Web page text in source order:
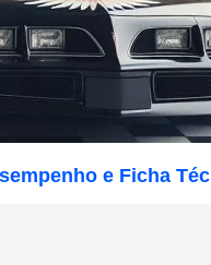
e Ficha